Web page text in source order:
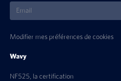
Modifier mes préférences de cookies
Wavy
NF525, la certification